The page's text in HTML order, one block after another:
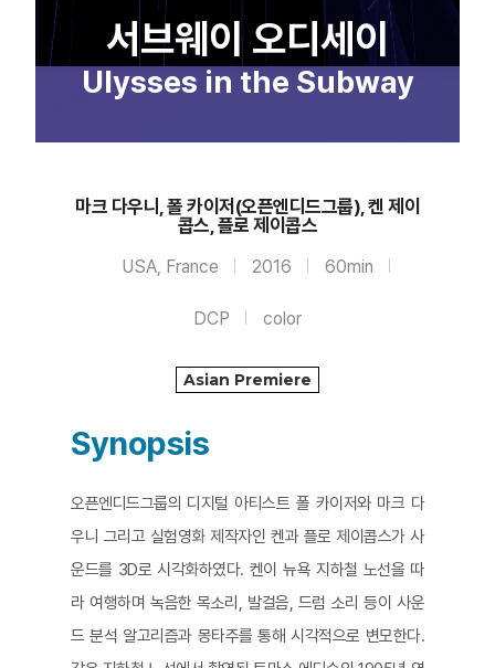
서브웨이 오디세이
Ulysses in the Subway
마크 다우니, 폴 카이저(오픈엔디드그룹), 켄 제이
콥스, 플로 제이콥스
USA, France 2016 60min
DCP color
Asian Premiere
Synopsis
오픈엔디드그룹의 디지털 아티스트 폴 카이저와 마크 다
우니 그리고 실험영화 제작자인 켄과 플로 제이콥스가 사
운드를 3D로 시각화하였다. 켄이 뉴욕 지하철 노선을 따
라 여행하며 녹음한 목소리, 발걸음, 드럼 소리 등이 사운
드 분석 알고리즘과 몽타주를 통해 시각적으로 변모한다.